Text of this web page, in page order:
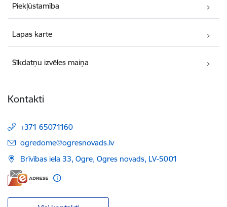
Piekļūstamība
Lapas karte
Sīkdatņu izvēles maiņa
Kontakti
+371 65071160
E-pasts:
ogredome@ogresnovads.lv
Brīvības iela 33, Ogre, Ogres novads, LV-5001